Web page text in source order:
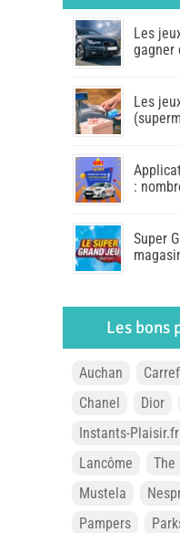
Les
gagner
Les
:
Super
Les bons
Auchan
Chanel
Dior
Instants-Plaisir.fr
Lancôme
The
Mustela
Pampers